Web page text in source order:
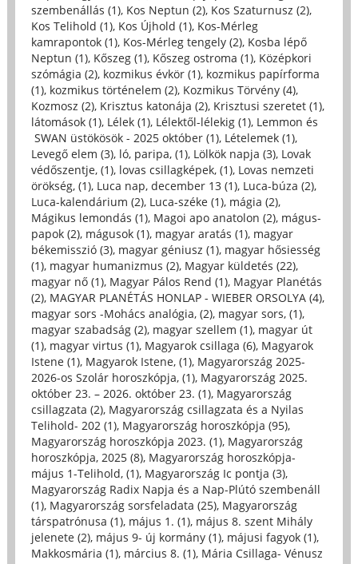
szembenállás (1), Kos Neptun (2), Kos Szaturnusz (2),
Kos Telihold (1), Kos Újhold (1), Kos-Mérleg
kamrapontok (1), Kos-Mérleg tengely (2), Kosba lépő
Neptun (1), Kőszeg (1), Kőszeg ostroma (1), Középkori
szómágia (2), kozmikus évkör (1), kozmikus papírforma
(1), kozmikus történelem (2), Kozmikus Törvény (4),
Kozmosz (2), Krisztus katonája (2), Krisztusi szeretet (1),
látomások (1), Lélek (1), Lélektől-lélekig (1), Lemmon és
SWAN üstökösök - 2025 október (1), Lételemek (1),
Levegő elem (3), ló, paripa, (1), Lölkök napja (3), Lovak
védőszentje, (1), lovas csillagképek, (1), Lovas nemzeti
örökség, (1), Luca nap, december 13 (1), Luca-búza (2),
Luca-kalendárium (2), Luca-széke (1), mágia (2),
Mágikus lemondás (1), Magoi apo anatolon (2), mágus-
papok (2), mágusok (1), magyar aratás (1), magyar
békemisszió (3), magyar géniusz (1), magyar hősiesség
(1), magyar humanizmus (2), Magyar küldetés (22),
magyar nő (1), Magyar Pálos Rend (1), Magyar Planétás
(2), MAGYAR PLANÉTÁS HONLAP - WIEBER ORSOLYA (4),
magyar sors -Mohács analógia, (2), magyar sors, (1),
magyar szabadság (2), magyar szellem (1), magyar út
(1), magyar virtus (1), Magyarok csillaga (6), Magyarok
Istene (1), Magyarok Istene, (1), Magyarország 2025-
2026-os Szolár horoszkópja, (1), Magyarország 2025.
október 23. – 2026. október 23. (1), Magyarország
csillagzata (2), Magyarország csillagzata és a Nyilas
Telihold- 202 (1), Magyarország horoszkópja (95),
Magyarország horoszkópja 2023. (1), Magyarország
horoszkópja, 2025 (8), Magyarország horoszkópja-
május 1-Telihold, (1), Magyarország Ic pontja (3),
Magyarország Radix Napja és a Nap-Plútó szembenáll
(1), Magyarország sorsfeladata (25), Magyarország
társpatrónusa (1), május 1. (1), május 8. szent Mihály
jelenete (2), május 9- új kormány (1), májusi fagyok (1),
Makkosmária (1), március 8. (1), Mária Csillaga- Vénusz